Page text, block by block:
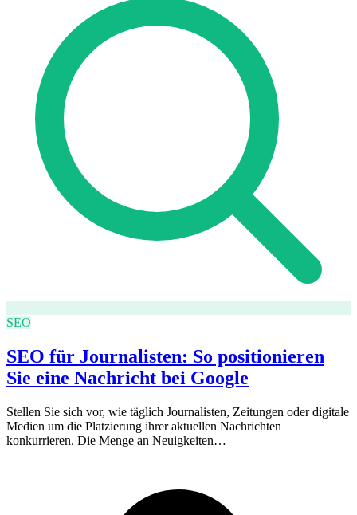
SEO
SEO für Journalisten: So positionieren
Sie eine Nachricht bei Google
Stellen Sie sich vor, wie täglich Journalisten, Zeitungen oder digitale
Medien um die Platzierung ihrer aktuellen Nachrichten
konkurrieren. Die Menge an Neuigkeiten…